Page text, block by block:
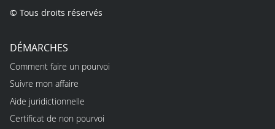
© Tous droits réservés
DÉMARCHES
Comment faire un pourvoi
Suivre mon affaire
Aide juridictionnelle
Certificat de non pourvoi